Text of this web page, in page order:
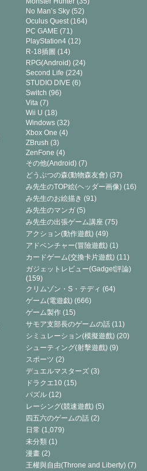
No Man’s Sky (52)
Oculus Quest(164)
PC GAME (71)
PlayStation4 (12)
R-18插圖 (14)
RPG(Android) (24)
Second Life (224)
STUDIO DIVE (6)
Switch (96)
Vita (7)
Wii U (18)
Windows (32)
Xbox One (4)
ZBrush (3)
ZenFone (4)
その他(Android) (7)
どうぶつの森(動物森友會) (37)
み先生のTOP絵(ヘッダー画像) (16)
み先生のお絵描き (91)
み先生のマンガ (5)
み先生の出張ゲーム講座 (75)
アクション(動作遊戲) (49)
アドベンチャー(冒險遊戲) (1)
カードゲーム(交換卡片遊戲) (11)
ガジェットレビュー(Gadget評論)
(159)
クリムゾン・S・テディ (64)
ゲーム(電遊戯) (666)
ゲーム製作 (15)
サモア支部長のゲームの話 (11)
シミュレーション(模擬遊戲) (20)
シューティング(射擊遊戲) (9)
スポーツ (2)
デュエルマスターズ (3)
ドラクエ10 (15)
パズル (12)
レーシング(競速遊戲) (5)
四五六のゲームの話 (2)
日常 (1,079)
未分類 (1)
漫畫 (2)
王權與自由(Throne and Liberty) (7)